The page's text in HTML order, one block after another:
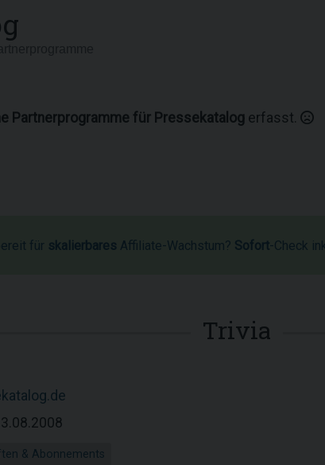
Partnerprogramme für Pressekatalog erfasst.
für skalierbares Affiliate-Wachstum? Sofort-Check
Trivia
& Abonnements